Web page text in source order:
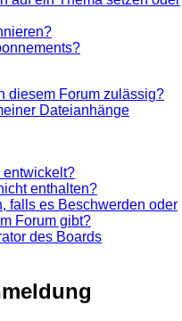
diesem Forum zulässig?
Dateianhänge
entwickelt?
enthalten?
falls es Beschwerden oder
Forum gibt?
des Boards